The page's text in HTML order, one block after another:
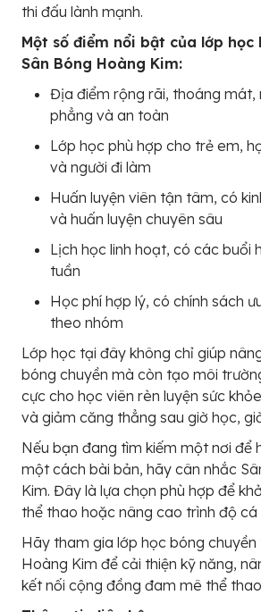
thi đấu lành mạnh.
Một số điểm nổi bật của lớp học
Sân Bóng Hoàng Kim:
Địa điểm rộng rãi, thoáng mát,
phẳng và an toàn
Lớp học phù hợp cho trẻ em,
và người đi làm
Huấn luyện viên tận tâm, có
và huấn luyện chuyên sâu
Lịch học linh hoạt, có các buổi
tuần
Học phí hợp lý, có chính sách
theo nhóm
Lớp học tại đây không chỉ giúp
bóng chuyền mà còn tạo môi
cực cho học viên rèn luyện sức
và giảm căng thẳng sau giờ học,
Nếu bạn đang tìm kiếm một nơi để
một cách bài bản, hãy cân nhắc
Kim. Đây là lựa chọn phù hợp để
thể thao hoặc nâng cao trình độ cá
Hãy tham gia lớp học bóng chuyền
Hoàng Kim để cải thiện kỹ năng,
kết nối cộng đồng đam mê thể thao